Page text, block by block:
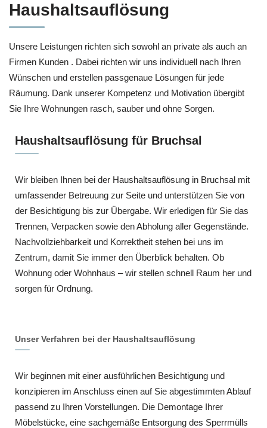
Haushaltsauflösung
Unsere Leistungen richten sich sowohl an private als auch an
Firmen Kunden . Dabei richten wir uns individuell nach Ihren
Wünschen und erstellen passgenaue Lösungen für jede
Räumung. Dank unserer Kompetenz und Motivation übergibt
Sie Ihre Wohnungen rasch, sauber und ohne Sorgen.
Haushaltsauflösung für Bruchsal
Wir bleiben Ihnen bei der Haushaltsauflösung in Bruchsal mit
umfassender Betreuung zur Seite und unterstützen Sie von
der Besichtigung bis zur Übergabe. Wir erledigen für Sie das
Trennen, Verpacken sowie den Abholung aller Gegenstände.
Nachvollziehbarkeit und Korrektheit stehen bei uns im
Zentrum, damit Sie immer den Überblick behalten. Ob
Wohnung oder Wohnhaus – wir stellen schnell Raum her und
sorgen für Ordnung.
Unser Verfahren bei der Haushaltsauflösung
Wir beginnen mit einer ausführlichen Besichtigung und
konzipieren im Anschluss einen auf Sie abgestimmten Ablauf
passend zu Ihren Vorstellungen. Die Demontage Ihrer
Möbelstücke, eine sachgemäße Entsorgung des Sperrmülls